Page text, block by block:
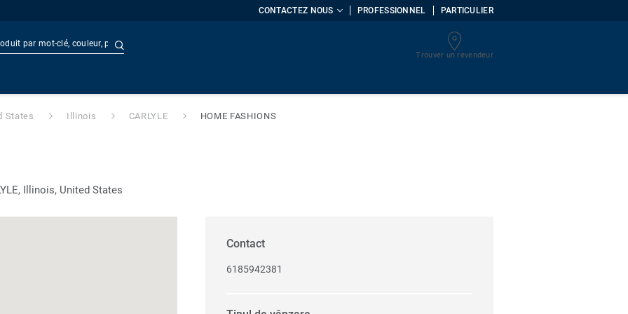
CONTACTEZ NOUS PROFESSIONNEL PARTICULIER
Trouver un revendeur
States Illinois CARLYLE HOME FASHIONS
Illinois, United States
Contact
6185942381